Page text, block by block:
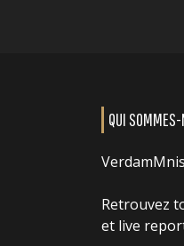
QUI
Retrouvez
et live